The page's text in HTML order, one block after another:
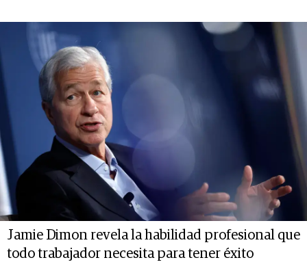
Jamie Dimon revela la habilidad profesional que
todo trabajador necesita para tener éxito